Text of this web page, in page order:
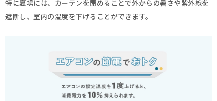
特に夏場には、カーテンを閉めることで外からの暑さや紫外線を
遮断し、室内の温度を下げることができます。